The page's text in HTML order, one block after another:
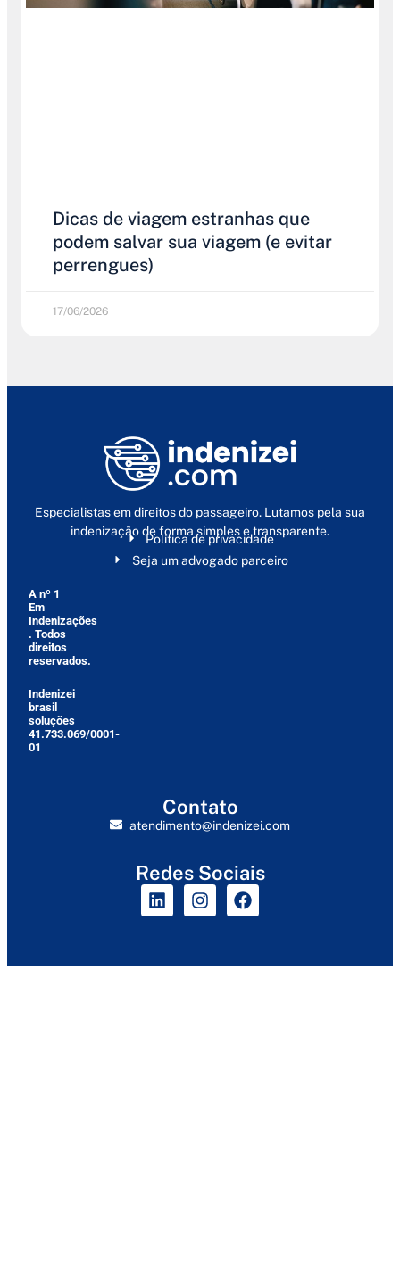
Dicas de viagem estranhas que
podem salvar sua viagem (e evitar
perrengues)
17/06/2026
Especialistas em direitos do passageiro. Lutamos pela sua
indenização de forma simples e transparente.
Política de privacidade
Seja um advogado parceiro
A nº 1
Em
Indenizações
. Todos
direitos
reservados.
Indenizei
brasil
soluções
41.733.069/0001-
01
Contato
atendimento@indenizei.com
Redes Sociais